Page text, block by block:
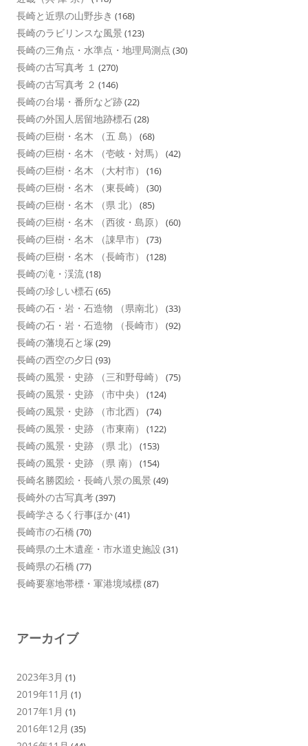
長崎と近県の山野歩き (168)
長崎のラビリンスな風景 (123)
長崎の三角点・水準点・地理局測点 (30)
長崎の古写真考 １ (270)
長崎の古写真考 ２ (146)
長崎の台場・番所など跡(22)
長崎の外国人居留地跡標石(28)
長崎の巨樹・名木 （五 島） (68)
長崎の巨樹・名木 （壱岐・対馬） (42)
長崎の巨樹・名木 （大村市） (16)
長崎の巨樹・名木 （東長崎） (30)
長崎の巨樹・名木 （県 北） (85)
長崎の巨樹・名木 （西彼・島原） (60)
長崎の巨樹・名木 （諌早市） (73)
長崎の巨樹・名木 （長崎市） (128)
長崎の滝・渓流(18)
長崎の珍しい標石(65)
長崎の石・岩・石造物 （県南北） (33)
長崎の石・岩・石造物 （長崎市） (92)
長崎の藩境石と塚 (29)
長崎の西空の夕日 (93)
長崎の風景・史跡 （三和野母崎） (75)
長崎の風景・史跡 （市中央） (124)
長崎の風景・史跡 （市北西） (74)
長崎の風景・史跡 （市東南） (122)
長崎の風景・史跡 （県 北） (153)
長崎の風景・史跡 （県 南） (154)
長崎名勝図絵・長崎八景の風景 (49)
長崎外の古写真考(397)
長崎学さるく行事ほか(41)
長崎市の石橋 (70)
長崎県の土木遺産・市水道史施設 (31)
長崎県の石橋 (77)
長崎要塞地帯標・軍港境域標(87)
アーカイブ
2023年3月 (1)
2019年11月 (1)
2017年1月 (1)
2016年12月 (35)